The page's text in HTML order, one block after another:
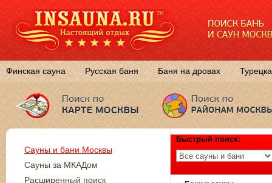
Финская сауна Русская баня Баня на дровах
Быстрый поиск:
Сауны и бани Москвы
Сауны за МКАДом
Расширенный поиск